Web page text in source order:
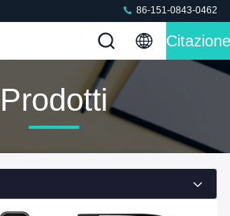
86-151-0843-0462
Citazione
Prodotti